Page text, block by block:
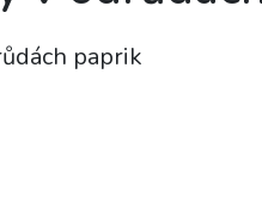
paprik